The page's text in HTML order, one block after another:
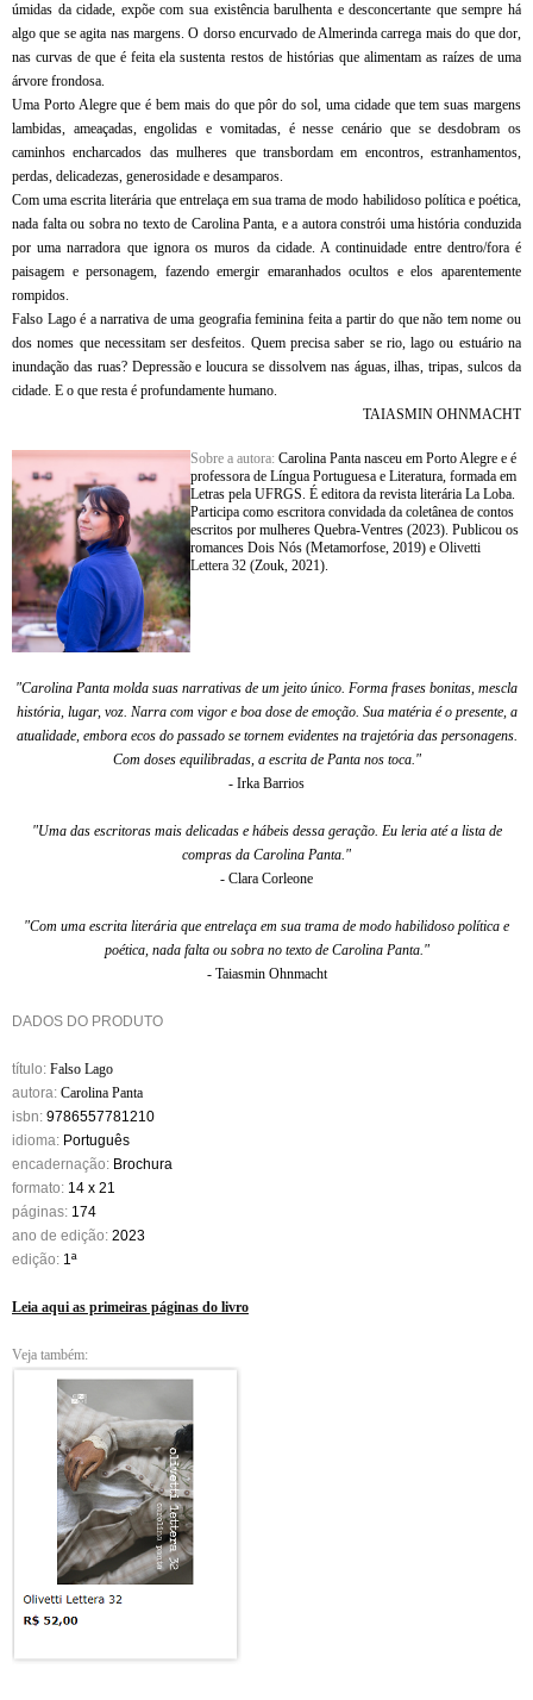
úmidas da cidade, expõe com sua existência barulhenta e desconcertante que sempre há
algo que se agita nas margens. O dorso encurvado de Almerinda carrega mais do que dor,
nas curvas de que é feita ela sustenta restos de histórias que alimentam as raízes de uma
árvore frondosa.
Uma Porto Alegre que é bem mais do que pôr do sol, uma cidade que tem suas margens
lambidas, ameaçadas, engolidas e vomitadas, é nesse cenário que se desdobram os
caminhos encharcados das mulheres que transbordam em encontros, estranhamentos,
perdas, delicadezas, generosidade e desamparos.
Com uma escrita literária que entrelaça em sua trama de modo habilidoso política e poética,
nada falta ou sobra no texto de Carolina Panta, e a autora constrói uma história conduzida
por uma narradora que ignora os muros da cidade. A continuidade entre dentro/fora é
paisagem e personagem, fazendo emergir emaranhados ocultos e elos aparentemente
rompidos.
Falso Lago é a narrativa de uma geografia feminina feita a partir do que não tem nome ou
dos nomes que necessitam ser desfeitos. Quem precisa saber se rio, lago ou estuário na
inundação das ruas? Depressão e loucura se dissolvem nas águas, ilhas, tripas, sulcos da
cidade. E o que resta é profundamente humano.
TAIASMIN OHNMACHT
Sobre a autora: Carolina Panta nasceu em Porto Alegre e é
professora de Língua Portuguesa e Literatura, formada em
Letras pela UFRGS. É editora da revista literária La Loba.
Participa como escritora convidada da coletânea de contos
escritos por mulheres Quebra-Ventres (2023). Publicou os
romances Dois Nós (Metamorfose, 2019) e Olivetti
Lettera 32 (Zouk, 2021).
"Carolina Panta molda suas narrativas de um jeito único. Forma frases bonitas, mescla
história, lugar, voz. Narra com vigor e boa dose de emoção. Sua matéria é o presente, a
atualidade, embora ecos do passado se tornem evidentes na trajetória das personagens.
Com doses equilibradas, a escrita de Panta nos toca."
- Irka Barrios
"Uma das escritoras mais delicadas e hábeis dessa geração. Eu leria até a lista de
compras da Carolina Panta."
- Clara Corleone
"Com uma escrita literária que entrelaça em sua trama de modo habilidoso política e
poética, nada falta ou sobra no texto de Carolina Panta."
- Taiasmin Ohnmacht
DADOS DO PRODUTO
título: Falso Lago
autora: Carolina Panta
isbn: 9786557781210
idioma: Português
encadernação: Brochura
formato: 14 x 21
páginas: 174
ano de edição: 2023
edição: 1ª
Leia aqui as primeiras páginas do livro
Veja também: